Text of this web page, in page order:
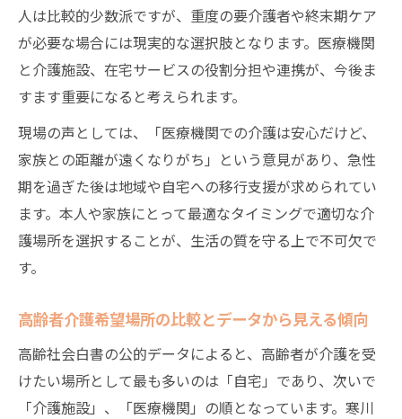
人は比較的少数派ですが、重度の要介護者や終末期ケア
が必要な場合には現実的な選択肢となります。医療機関
と介護施設、在宅サービスの役割分担や連携が、今後ま
すます重要になると考えられます。
現場の声としては、「医療機関での介護は安心だけど、
家族との距離が遠くなりがち」という意見があり、急性
期を過ぎた後は地域や自宅への移行支援が求められてい
ます。本人や家族にとって最適なタイミングで適切な介
護場所を選択することが、生活の質を守る上で不可欠で
す。
高齢者介護希望場所の比較とデータから見える傾向
高齢社会白書の公的データによると、高齢者が介護を受
けたい場所として最も多いのは「自宅」であり、次いで
「介護施設」、「医療機関」の順となっています。寒川